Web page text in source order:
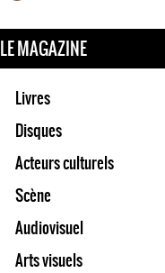
LE MAGAZINE
Livres
Disques
Acteurs culturels
Scène
Audiovisuel
Arts visuels